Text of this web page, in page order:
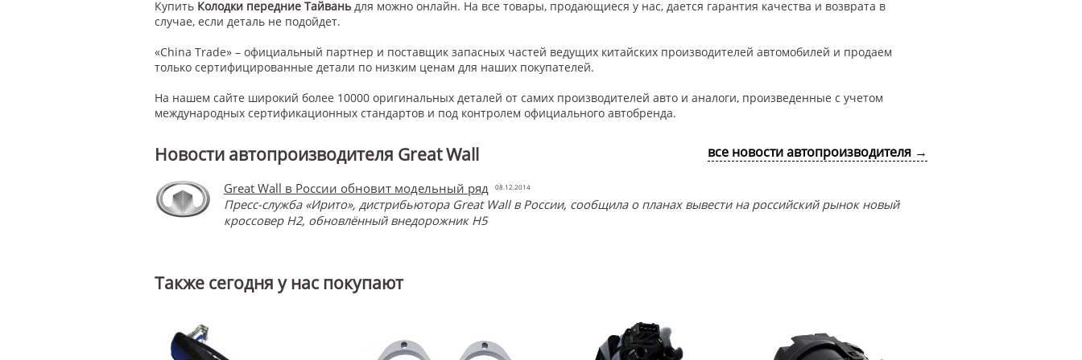
Купить Колодки передние Тайвань для можно онлайн. На все товары, продающиеся у нас, дается гарантия качества и возврата в
случае, если деталь не подойдет.
«China Trade» – официальный партнер и поставщик запасных частей ведущих китайских производителей автомобилей и продаем
только сертифицированные детали по низким ценам для наших покупателей.
На нашем сайте широкий более 10000 оригинальных деталей от самих производителей авто и аналоги, произведенные с учетом
международных сертификационных стандартов и под контролем официального автобренда.
все новости автопроизводителя →
Новости автопроизводителя Great Wall
Great Wall в России обновит модельный ряд 08.12.2014
Пресс-служба «Ирито», дистрибьютора Great Wall в России, сообщила о планах вывести на российский рынок новый
кроссовер H2, обновлённый внедорожник H5
Также сегодня у нас покупают